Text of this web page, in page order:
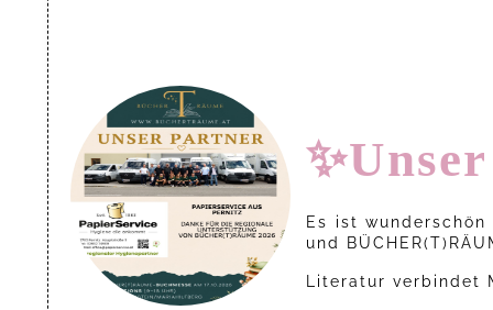
Es ist
und
Literatur verbindet